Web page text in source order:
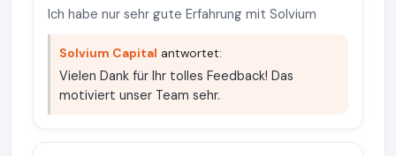
Ich habe nur sehr gute Erfahrung mit Solvium
Solvium Capital antwortet:
Vielen Dank für Ihr tolles Feedback! Das
motiviert unser Team sehr.